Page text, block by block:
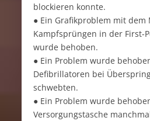
blockieren konnte.
● Ein Grafikproblem mit dem
Kampfsprüngen in der First-
wurde behoben.
● Ein Problem wurde
Defibrillatoren bei
schwebten.
● Ein Problem wurde
Versorgungstasche